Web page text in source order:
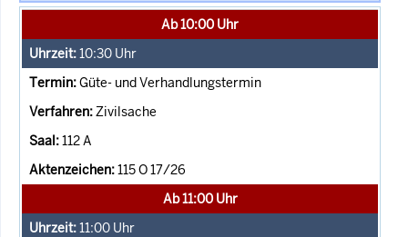
Ab 10:00 Uhr
10:30 Uhr
Güte- und Verhandlungstermin
Zivilsache
112 A
115 O 17/26
Ab 11:00 Uhr
11:00 Uhr